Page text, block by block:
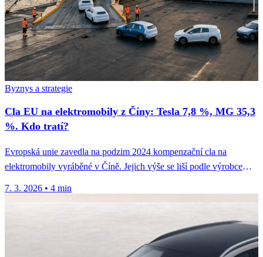
Byznys a strategie
Cla EU na elektromobily z Číny: Tesla 7,8 %, MG 35,3
%. Kdo tratí?
Evropská unie zavedla na podzim 2024 kompenzační cla na
elektromobily vyráběné v Číně. Jejich výše se liší podle výrobce
7. 3. 2026 • 4 min